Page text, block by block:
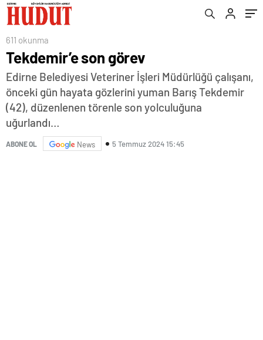
611 okunma
Tekdemir’e son görev
Edirne Belediyesi Veteriner İşleri Müdürlüğü çalışanı,
önceki gün hayata gözlerini yuman Barış Tekdemir
(42), düzenlenen törenle son yolculuğuna
uğurlandı…
ABONE OL News 5 Temmuz 2024 15:45